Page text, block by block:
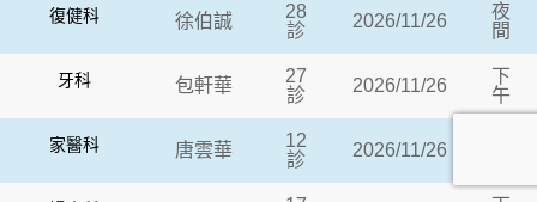
復健科 徐伯誠
28
診
2026/11/26
夜
間
牙科 包軒華
27
診
2026/11/26
下
午
家醫科 唐雲華
12
診
2026/11/26